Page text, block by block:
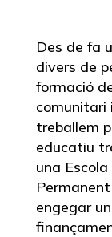
Des de fa
divers de
formació
comunitari
treballem
educatiu
una
engegar